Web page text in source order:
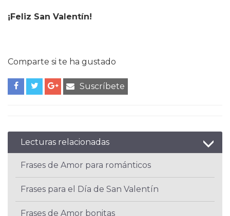
¡Feliz San Valentín!
Comparte si te ha gustado
Suscríbete
Lecturas relacionadas
Frases de Amor para románticos
Frases para el Día de San Valentín
Frases de Amor bonitas